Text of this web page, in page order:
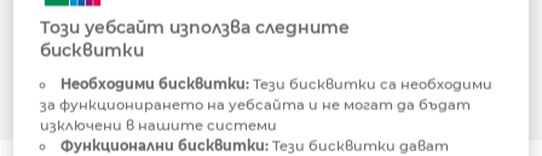
Machine Cabling
Перу
Полша
Португалия
Този уебсайт използва следните
бисквитки
Необходими бисквитки:Тези бисквитки са необходими
за функционирането на уебсайта и не могат да бъдат
изключени в нашите системи
Функционални бисквитки:Тези бисквитки дават